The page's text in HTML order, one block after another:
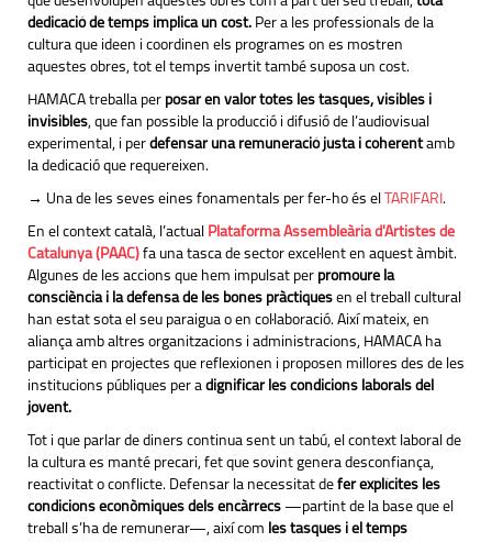
dedicació de temps implica un cost. Per a les professionals de la
cultura que ideen i coordinen els programes on es mostren
aquestes obres, tot el temps invertit també suposa un cost.
HAMACA treballa per posar en valor totes les tasques, visibles i
invisibles, que fan possible la producció i difusió de l’audiovisual
experimental, i per defensar una remuneració justa i coherentamb
la dedicació que requereixen.
→ Una de les seves eines fonamentals per fer-ho és el TARIFARI.
En el context català, l’actual Plataforma Assembleària d'Artistes de
Catalunya (PAAC) fa una tasca de sector excel·lent en aquest àmbit.
Algunes de les accions que hem impulsat per promoure la
consciència i la defensa de les bones pràctiques en el treball cultural
han estat sota el seu paraigua o en col·laboració. Així mateix, en
aliança amb altres organitzacions i administracions, HAMACA ha
participat en projectes que reflexionen i proposen millores des de les
institucions públiques per a dignificar les condicions laborals del
jovent.
Tot i que parlar de diners continua sent un tabú, el context laboral de
la cultura es manté precari, fet que sovint genera desconfiança,
reactivitat o conflicte. Defensar la necessitat de fer explícites les
condicions econòmiques dels encàrrecs —partint de la base que el
treball s’ha de remunerar—, així com les tasques i el temps